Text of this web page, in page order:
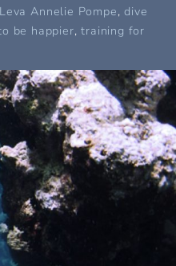
Leva Annelie Pompe,dive
be happier,training for